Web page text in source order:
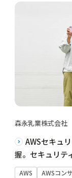
森永乳業株式会社
AWSセキュ
握。セキュリテ
AWS AWSコン